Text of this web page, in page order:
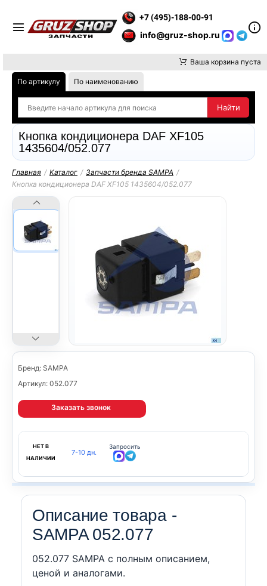
+7 (495)-188-00-91
info@gruz-shop.ru
Ваша корзина пуста
По артикулу По наименованию
Кнопка кондиционера DAF XF105
1435604/052.077
Главная / Каталог / Запчасти бренда SAMPA /
Кнопка кондиционера DAF XF105 1435604/052.077
Бренд: SAMPA
Артикул: 052.077
Заказать звонок
НЕТ В
НАЛИЧИИ
7-10 дн.
Запросить
Описание товара -
SAMPA 052.077
052.077 SAMPA c полным описанием,
ценой и аналогами.